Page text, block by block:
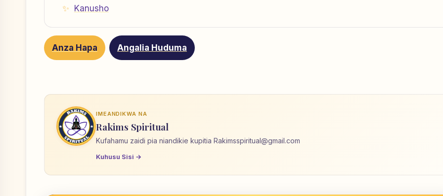
Kanusho
Anza Hapa Angalia Huduma
IMEANDIKWA NA
Rakims Spiritual
Kufahamu zaidi pia niandikie kupitia Rakimsspiritual@gmail.com
Kuhusu Sisi →